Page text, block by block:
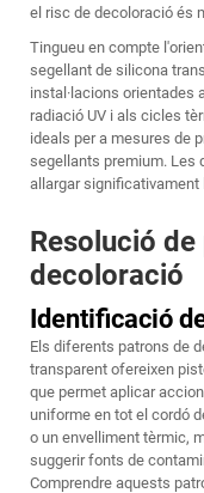
el risc de decoloració és
Tingueu en compte
segellant de silicona
instal·lacions orientades
radiació UV i als cicles
ideals per a mesures de
segellants premium. Les
allargar
Resolució
decoloració
Identificació
Els diferents patrons de
transparent ofereixen
que permet aplicar
uniforme en tot el cordó
o un envelliment tèrmic,
suggerir fonts de
Comprendre aquests